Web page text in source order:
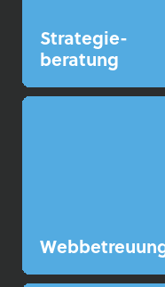
Strategie­
beratung